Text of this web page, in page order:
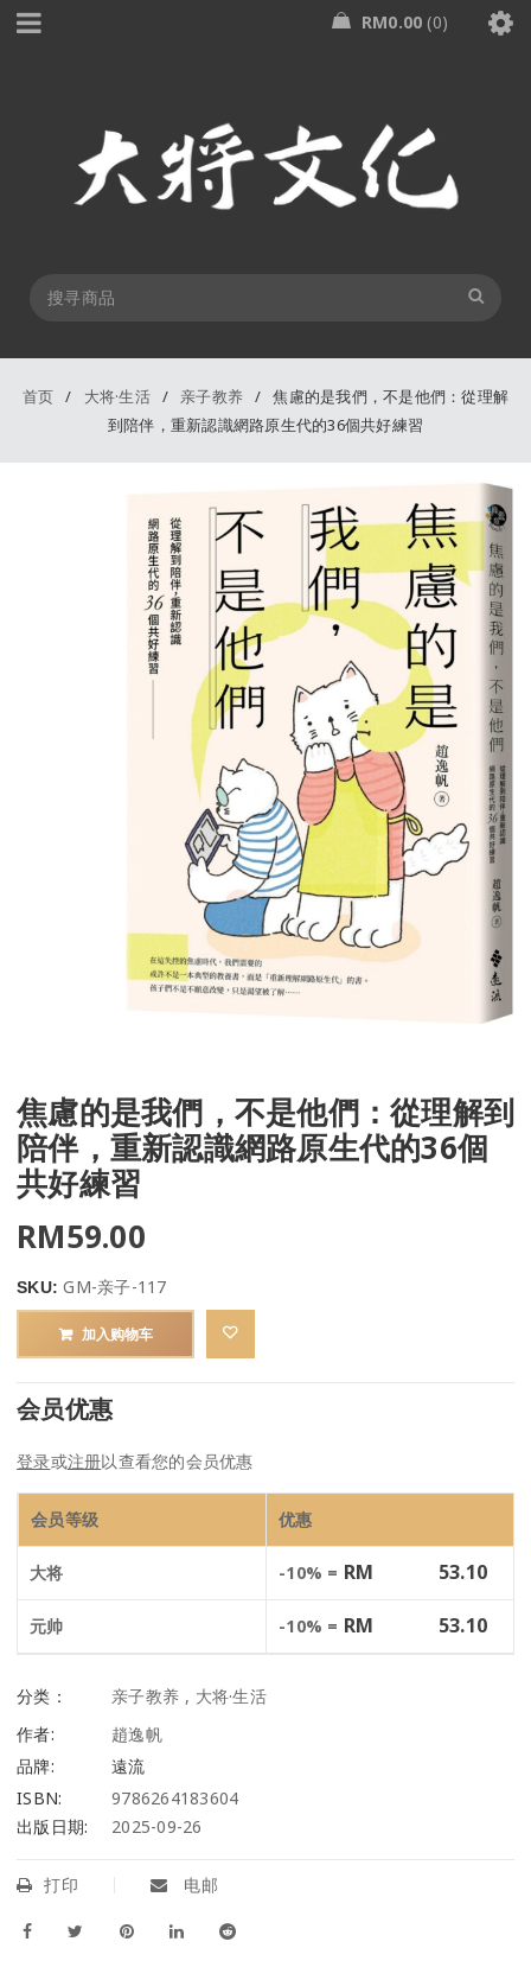
RM0.00 0
首页 / 大将·生活 / 亲子教养 / 焦慮的是我們，不是他們：從理解
到陪伴，重新認識網路原生代的36個共好練習
焦慮的是我們，不是他們：從理解到
陪伴，重新認識網路原生代的36個
共好練習
RM59.00
SKU:GM-亲子-117
加入购物车
会员优惠
登录或注册以查看您的会员优惠
会员等级 优惠
大将 -10% = RM 53.10
元帅 -10% = RM 53.10
分类： 亲子教养 , 大将·生活
作者:
趙逸帆
品牌:
遠流
ISBN:
9786264183604
出版日期:
2025-09-26
打印 电邮